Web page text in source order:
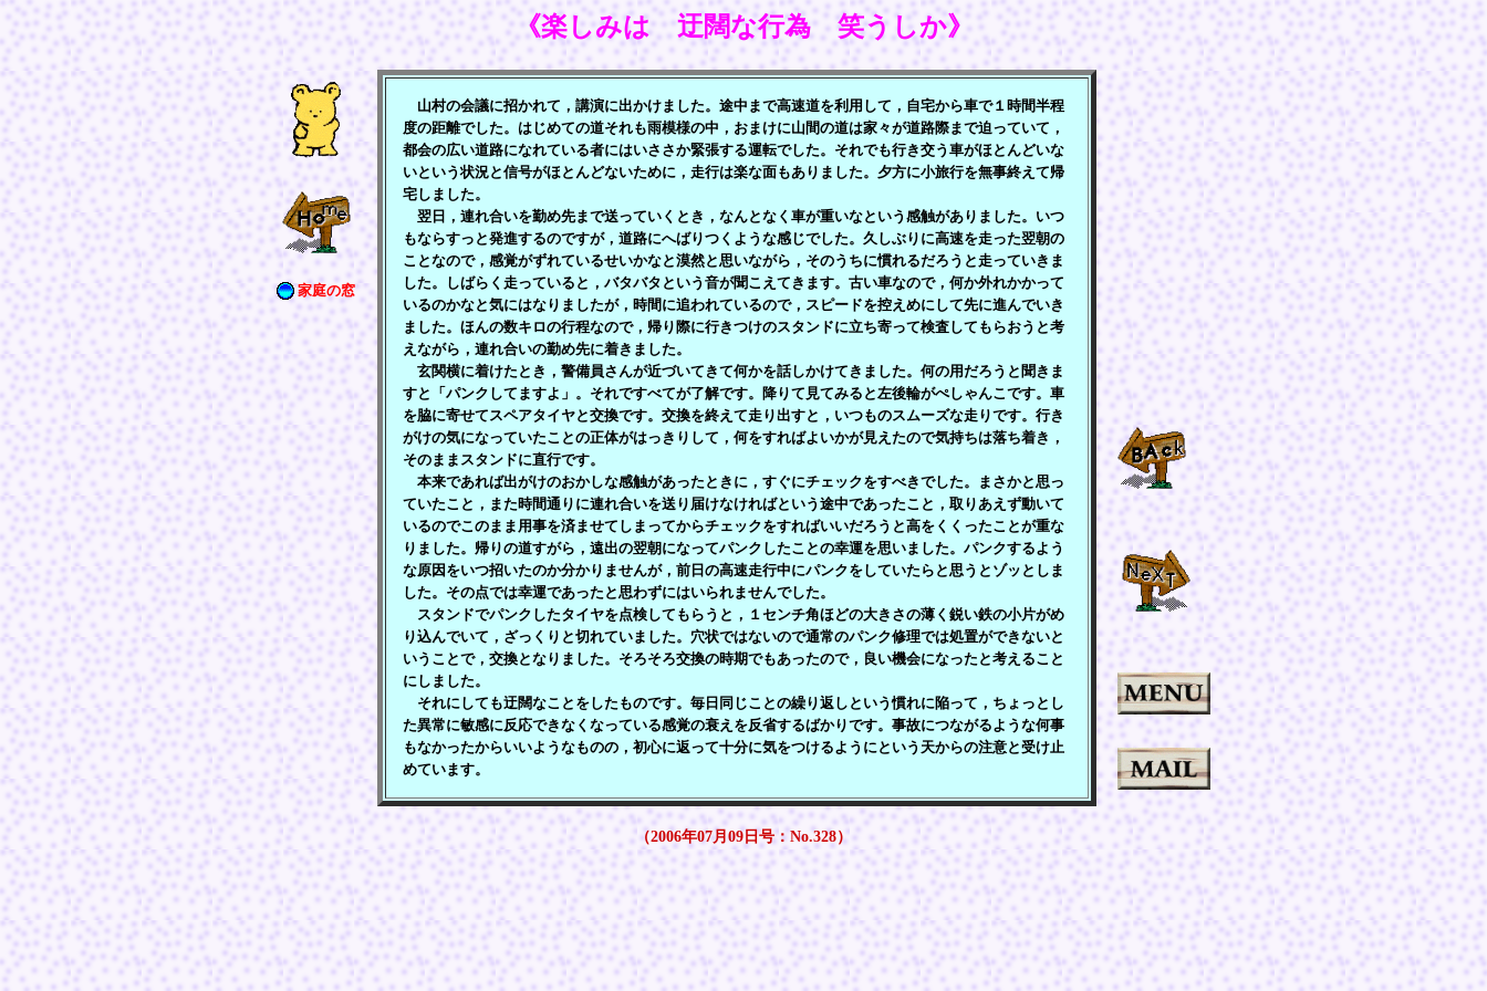
《楽しみは 迂闊な行為 笑うしか》
家庭の窓
山村の会議に招かれて，講演に出かけました。途中まで高速道を利用して，自宅から車で１時間半程
度の距離でした。はじめての道それも雨模様の中，おまけに山間の道は家々が道路際まで迫っていて，
都会の広い道路になれている者にはいささか緊張する運転でした。それでも行き交う車がほとんどいな
いという状況と信号がほとんどないために，走行は楽な面もありました。夕方に小旅行を無事終えて帰
宅しました。
翌日，連れ合いを勤め先まで送っていくとき，なんとなく車が重いなという感触がありました。いつ
もならすっと発進するのですが，道路にへばりつくような感じでした。久しぶりに高速を走った翌朝の
ことなので，感覚がずれているせいかなと漠然と思いながら，そのうちに慣れるだろうと走っていきま
した。しばらく走っていると，バタバタという音が聞こえてきます。古い車なので，何か外れかかって
いるのかなと気にはなりましたが，時間に追われているので，スピードを控えめにして先に進んでいき
ました。ほんの数キロの行程なので，帰り際に行きつけのスタンドに立ち寄って検査してもらおうと考
えながら，連れ合いの勤め先に着きました。
玄関横に着けたとき，警備員さんが近づいてきて何かを話しかけてきました。何の用だろうと聞きま
すと「パンクしてますよ」。それですべてが了解です。降りて見てみると左後輪がぺしゃんこです。車
を脇に寄せてスペアタイヤと交換です。交換を終えて走り出すと，いつものスムーズな走りです。行き
がけの気になっていたことの正体がはっきりして，何をすればよいかが見えたので気持ちは落ち着き，
そのままスタンドに直行です。
本来であれば出がけのおかしな感触があったときに，すぐにチェックをすべきでした。まさかと思っ
ていたこと，また時間通りに連れ合いを送り届けなければという途中であったこと，取りあえず動いて
いるのでこのまま用事を済ませてしまってからチェックをすればいいだろうと高をくくったことが重な
りました。帰りの道すがら，遠出の翌朝になってパンクしたことの幸運を思いました。パンクするよう
な原因をいつ招いたのか分かりませんが，前日の高速走行中にパンクをしていたらと思うとゾッとしま
した。その点では幸運であったと思わずにはいられませんでした。
スタンドでパンクしたタイヤを点検してもらうと，１センチ角ほどの大きさの薄く鋭い鉄の小片がめ
り込んでいて，ざっくりと切れていました。穴状ではないので通常のパンク修理では処置ができないと
いうことで，交換となりました。そろそろ交換の時期でもあったので，良い機会になったと考えること
にしました。
それにしても迂闊なことをしたものです。毎日同じことの繰り返しという慣れに陥って，ちょっとし
た異常に敏感に反応できなくなっている感覚の衰えを反省するばかりです。事故につながるような何事
もなかったからいいようなものの，初心に返って十分に気をつけるようにという天からの注意と受け止
めています。
（2006年07月09日号：No.328）